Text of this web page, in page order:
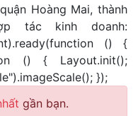
Hoàng Mai, thành
tác kinh doanh:
() {
() { Layout.init();
});
gần bạn.